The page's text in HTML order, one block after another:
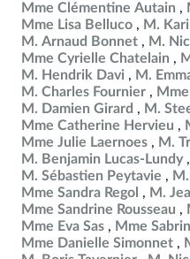
Mme Clémentine Autain
Mme Lisa Belluco
M.
M. Arnaud Bonnet
M.
Mme Cyrielle Chatelain
M. Hendrik Davi
M.
M. Charles Fournier
M. Damien Girard
M.
Mme Catherine Hervieu
Mme Julie Laernoes
M.
M. Benjamin Lucas-Lundy
M. Sébastien Peytavie
Mme Sandra Regol
M.
Mme Sandrine Rousseau
Mme Eva Sas
Mme
Mme Danielle Simonnet